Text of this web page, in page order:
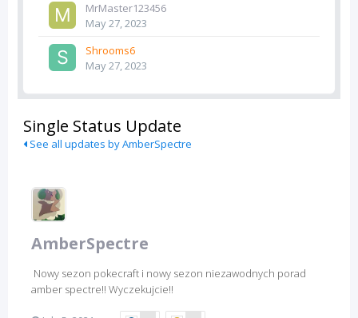
MrMaster123456
May 27, 2023
Shrooms6
May 27, 2023
Single Status Update
See all updates by AmberSpectre
AmberSpectre
Nowy sezon pokecraft i nowy sezon niezawodnych porad
amber spectre!! Wyczekujcie!!